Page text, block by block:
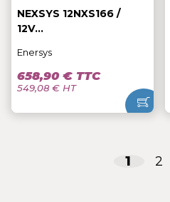
NEXSYS 12NXS166 /
12V...
Enersys
658,90 € TTC
549,08 € HT
1 2